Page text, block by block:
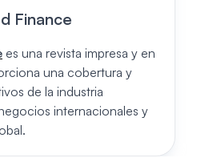
Finance
es una revista impresa y en
una cobertura y
de la industria
internacionales y